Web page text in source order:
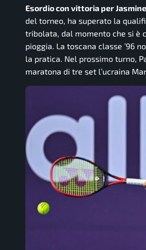
Esordio con vittoria per
del torneo, ha superato la
tribolata, dal momento che si è
pioggia. La toscana classe ’96
la pratica. Nel prossimo turno,
maratona di tre set l’ucraina